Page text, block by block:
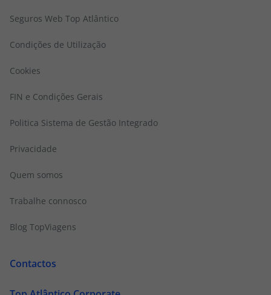
Seguros Web Top Atlântico
Condições de Utilização
Cookies
FIN e Condições Gerais
Politica Sistema de Gestão Integrado
Privacidade
Quem somos
Trabalhe connosco
Blog TopViagens
Contactos